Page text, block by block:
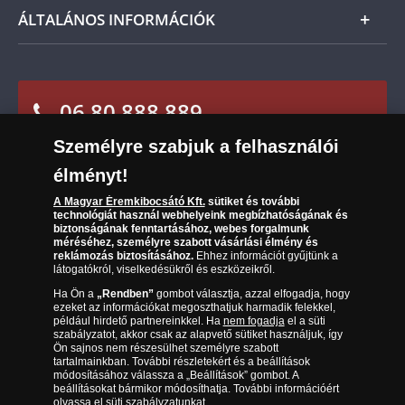
Ügyfélszolgálat
Leiratkozás a hírlevélről
ÁLTALÁNOS INFORMÁCIÓK
Sütik (cookies) használata
Süti (cookies)Beállítások
Társaságunkról
Az érmék és érmek ára és értéke
Gyakran ismételt kérdések
Adatkezelés
06 80 888 889
(díjmentesen hívható hétfőtől csütörtökig 9.00 és 17.00
óra között, péntekenként 9.00 és 15.00 óra között)
Személyre szabjuk a felhasználói
élményt!
A Magyar Éremkibocsátó Kft.sütiket és további
technológiát használ webhelyeink megbízhatóságának és
biztonságának fenntartásához, webes forgalmunk
méréséhez, személyre szabott vásárlási élmény és
reklámozás biztosításához.Ehhez információt gyűjtünk a
látogatókról, viselkedésükről és eszközeikről.
Ha Ön a „Rendben”gombot választja, azzal elfogadja, hogy
ezeket az információkat megoszthatjuk harmadik felekkel,
például hirdető partnereinkkel. Ha nem fogadjael a süti
szabályzatot, akkor csak az alapvető sütiket használjuk, így
Ön sajnos nem részesülhet személyre szabott
tartalmainkban. További részletekért és a beállítások
módosításához válassza a „Beállítások” gombot. A
beállításokat bármikor módosíthatja. További információért
olvassa el süti szabályzatunkat.